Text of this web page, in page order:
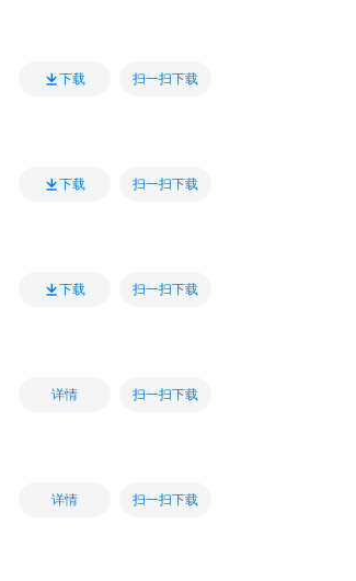
下载 扫一扫下载
下载 扫一扫下载
下载 扫一扫下载
详情 扫一扫下载
详情 扫一扫下载